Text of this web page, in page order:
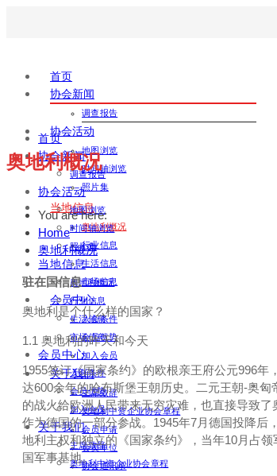
首页
协会新闻
调查报告
协会活动
地图浏览
时间轴浏览
照片集
当地信息
奥地利概况
行业信息
生活信息
市场信息
会员中心
入会条件
会员优势
加入会员
关于我们
主席致辞
奥地利中资企业协会章程
会员申请
会员单位
协会通讯录
首页
协会新闻
调查报告
协会活动
地图浏览
时间轴浏览
照片集
当地信息
奥地利概况
行业信息
生活信息
市场信息
会员中心
入会条件
会员优势
加入会员
关于我们
主席致辞
奥地利中资企业协会章程
奥地利概况
You are here:
Home
奥地利概况
驻在国信息
奥地利是个什么样的国家？
1.1 奥地利的昨天和今天
1955签订《国家条约》的欧根亲王府公元996
达600余年的哈布斯堡王朝历史。二元王朝-奥
的战火给欧洲人民带来无穷灾难，也直接导致
作为德国的一部分参战。1945年7月德国投降后
地利主权和独立的《国家条约》，当年10月占
国军事基地。